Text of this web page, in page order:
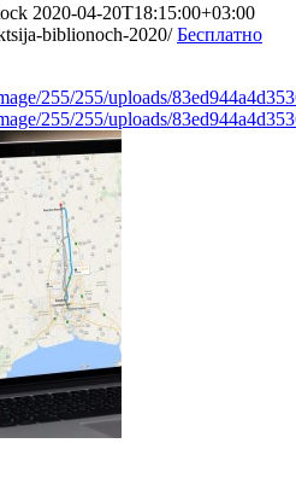
2020-04-20T18:15:00+03:00
biblionoch-2020/ Бесплатно
255/255/uploads/
255/255/uploads/